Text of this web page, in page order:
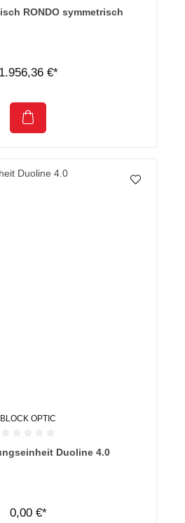
von 0 von 5 Sternen
RONDO symmetrisch
1.956,36 €*
BLOCK OPTIC
von 0 von 5 Sternen
Duoline 4.0
0,00 €*